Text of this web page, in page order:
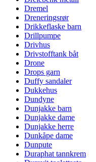
Dremel
Dreneringsrør
Drikkeflaske barn
Drillpumpe
Drivhus
Drivstofftank båt
Drone
Drops garn
Duffy sandaler
Dukkehus
Dundyne
Dunjakke barn
Dunjakke dame
Dunjakke herre
Dunkåpe dame
Dunpute
Duraphat tannkrem